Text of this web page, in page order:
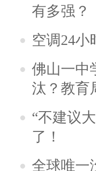
有多强？
空调24小
佛山一中
汰？教育
“不建议
了！
全球唯一